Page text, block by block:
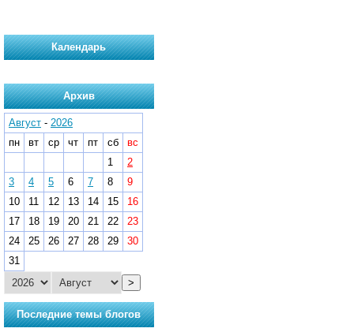
Календарь
Архив
Август - 2026
пн
вт ср чт пт сб
вс
1
2
3
4 5 6 7 8
9
10
11 12 13 14 15
16
17
18 19 20 21 22
23
24
25 26 27 28 29
30
31
>
Последние темы блогов